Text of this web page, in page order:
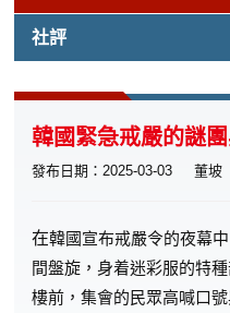
社評
韓國緊急戒嚴的謎團
發布日期：2025-03-03 董坡
在韓國宣布戒嚴令的夜幕
間盤旋，身着迷彩服的特
樓前，集會的民眾高喊口